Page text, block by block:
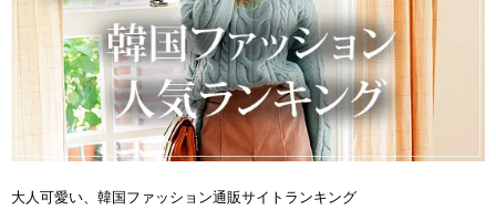
大人可愛い、韓国ファッション通販サイトランキング